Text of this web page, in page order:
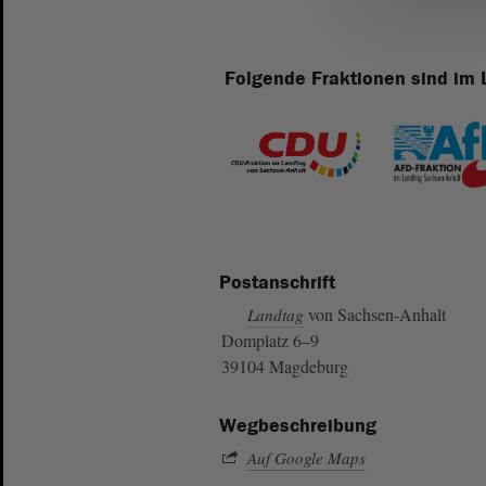
Folgende Fraktionen sind im
Postanschrift
Landtag von Sachsen-Anhalt
Domplatz 6–9
39104 Magdeburg
Wegbeschreibung
Auf Google Maps